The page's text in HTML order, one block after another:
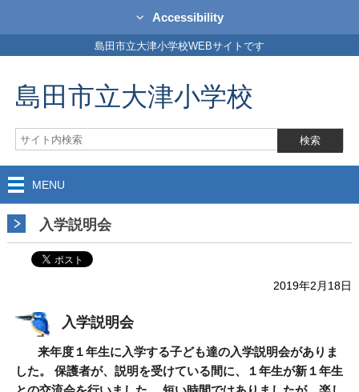
Accessibility
島田市立大津小学校WEBサイトです
島田市立大津小学校
MENU
入学説明会
2019年2月18日
入学説明会
来年度１年生に入学する子ども達の入学説明会がありま
した。 保護者が、説明を受けている間に、１年生が新１年生